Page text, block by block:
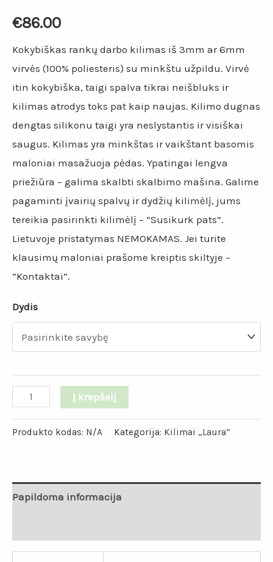
€86.00
Kokybiškas rankų darbo kilimas iš 3mm ar 6mm
virvės (100% poliesteris) su minkštu užpildu. Virvė
itin kokybiška, taigi spalva tikrai neišbluks ir
kilimas atrodys toks pat kaip naujas. Kilimo dugnas
dengtas silikonu taigi yra neslystantis ir visiškai
saugus. Kilimas yra minkštas ir vaikštant basomis
maloniai masažuoja pėdas. Ypatingai lengva
priežiūra – galima skalbti skalbimo mašina. Galime
pagaminti įvairių spalvų ir dydžių kilimėlį, jums
tereikia pasirinkti kilimėlį – “Susikurk pats”.
Lietuvoje pristatymas NEMOKAMAS. Jei turite
klausimų maloniai prašome kreiptis skiltyje –
“Kontaktai”.
Dydis
Į krepšelį
Produkto kodas: N/A Kategorija: Kilimai „Laura“
Papildoma informacija